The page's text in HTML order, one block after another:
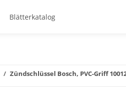
Blätterkatalog
Zündschlüssel Bosch, PVC-Griff